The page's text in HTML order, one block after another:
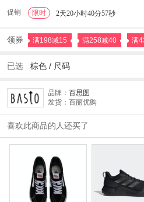
促销 限时 2天20小时40分55秒
领券 满198减15 满258减40 满
已选 棕色 / 尺码
品牌： 百思图
发货：百丽优购
喜欢此商品的人还买了